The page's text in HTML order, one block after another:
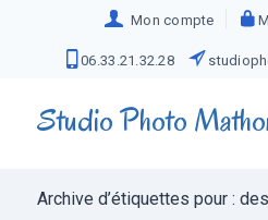
Mon compte
06.33.21.32.28
Studio Photo
Archive d’étiquettes pour :